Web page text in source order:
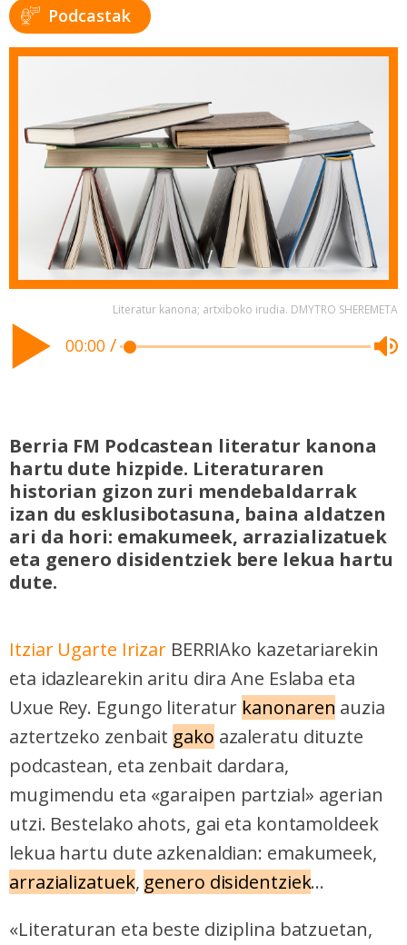
Podcastak
Literatur kanona; artxiboko irudia. DMYTRO SHEREMETA
00:00 /
Berria FM Podcastean literatur kanona
hartu dute hizpide. Literaturaren
historian gizon zuri mendebaldarrak
izan du esklusibotasuna, baina aldatzen
ari da hori: emakumeek, arrazializatuek
eta genero disidentziek bere lekua hartu
dute.
Itziar Ugarte Irizar BERRIAko kazetariarekin
eta idazlearekin aritu dira Ane Eslaba eta
Uxue Rey. Egungo literatur kanonaren auzia
aztertzeko zenbait gako azaleratu dituzte
podcastean, eta zenbait dardara,
mugimendu eta «garaipen partzial» agerian
utzi. Bestelako ahots, gai eta kontamoldeek
lekua hartu dute azkenaldian: emakumeek,
arrazializatuek, genero disidentziek...
«Literaturan eta beste diziplina batzuetan,